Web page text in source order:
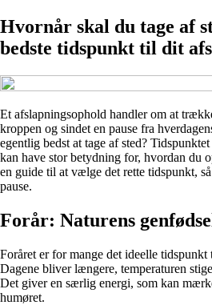
Hvornår skal du tage af
bedste tidspunkt til dit
Et afslapningsophold handler om at
kroppen og sindet en pause fra
egentlig bedst at tage af sted?
kan have stor betydning for, hvordan du
en guide til at vælge det rette tidspunkt,
pause.
Forår: Naturens
Foråret er for mange det ideelle
Dagene bliver længere, temperaturen
Det giver en særlig energi, som kan
humøret.